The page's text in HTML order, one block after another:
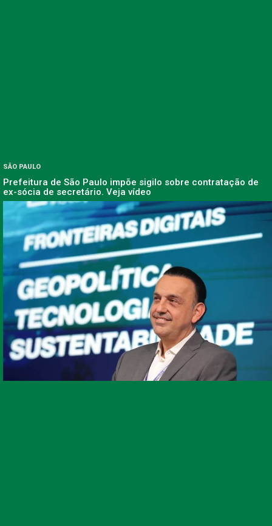
SÃO PAULO
Prefeitura de São Paulo impõe sigilo sobre contratação de
ex-sócia de secretário. Veja vídeo